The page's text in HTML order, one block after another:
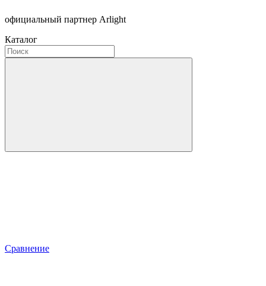
официальный партнер Arlight
Каталог
Сравнение